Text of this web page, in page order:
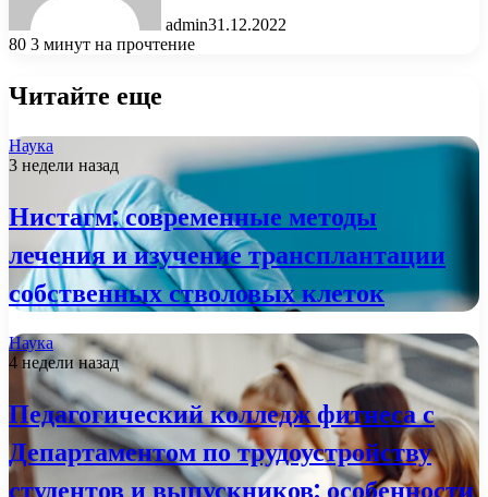
admin31.12.2022
80 3 минут на прочтение
Читайте еще
Наука
3 недели назад
Нистагм: современные методы
лечения и изучение трансплантации
собственных стволовых клеток
Наука
4 недели назад
Педагогический колледж фитнеса с
Департаментом по трудоустройству
студентов и выпускников: особенности